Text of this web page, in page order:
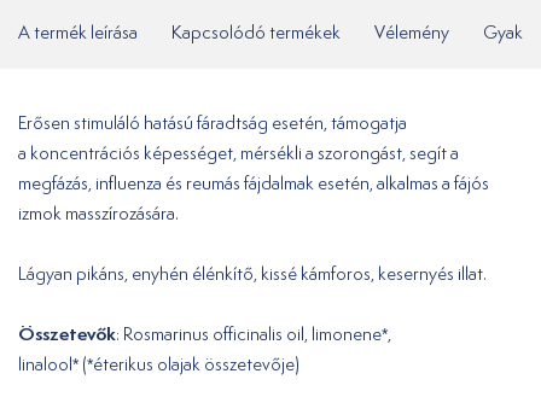
A termék leírása Kapcsolódó termékek Vélemény
Erősen stimuláló hatású fáradtság esetén, támogatja
a koncentrációs képességet, mérsékli a szorongást, segít a
megfázás, influenza és reumás fájdalmak esetén, alkalmas a fájós
izmok masszírozására.
Lágyan pikáns, enyhén élénkítő, kissé kámforos, kesernyés illat.
Összetevők: Rosmarinus officinalis oil, limonene*,
linalool* (*éterikus olajak összetevője)